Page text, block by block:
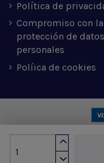
Política de
Compromiso con la
protección de datos
personales
Políica de cookies
Zulu Tactical S.L.